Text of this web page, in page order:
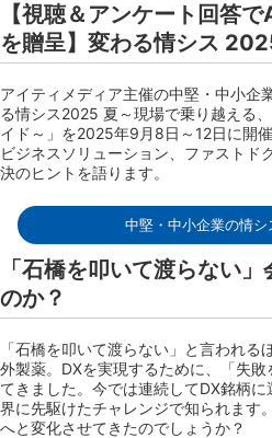
【視聴＆アンケート回答
を贈呈】変わる情シス
アイティメディア主催の中堅・中小企
る情シス2025 夏～現場で乗り越える
イド～」を2025年9月8日～12日に開
ビジネスソリューション、ファストド
決のヒントを語ります。
中堅・中小企業の情シ
「石橋を叩いて渡らない
のか？
「石橋を叩いて渡らない」と言われ
外製薬。DXを実現するために、「失
てきました。今では連続してDX銘柄
界に先駆けたチャレンジで知られます
へと変化させてきたのでしょうか？